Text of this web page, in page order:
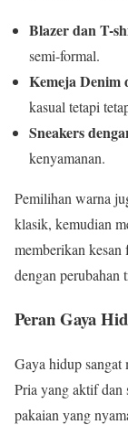
Blazer dan T-
semi-formal.
Kemeja Denim
kasual tetapi
Sneakers
kenyamanan.
Pemilihan warna
klasik, kemudian
memberikan kesan
dengan perubahan
Peran Gaya
Gaya hidup sangat
Pria yang aktif dan
pakaian yang